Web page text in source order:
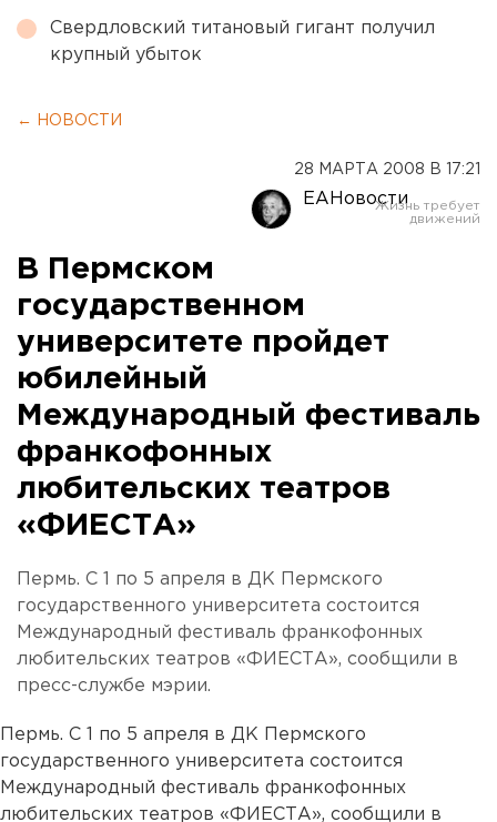
Свердловский титановый гигант получил
крупный убыток
← НОВОСТИ
28 МАРТА 2008 В 17:21
ЕАНовости
В Пермском
государственном
университете пройдет
юбилейный
Международный фестиваль
франкофонных
любительских театров
«ФИЕСТА»
Пермь. С 1 по 5 апреля в ДК Пермского
государственного университета состоится
Международный фестиваль франкофонных
любительских театров «ФИЕСТА», сообщили в
пресс-службе мэрии.
Пермь. С 1 по 5 апреля в ДК Пермского
государственного университета состоится
Международный фестиваль франкофонных
любительских театров «ФИЕСТА», сообщили в